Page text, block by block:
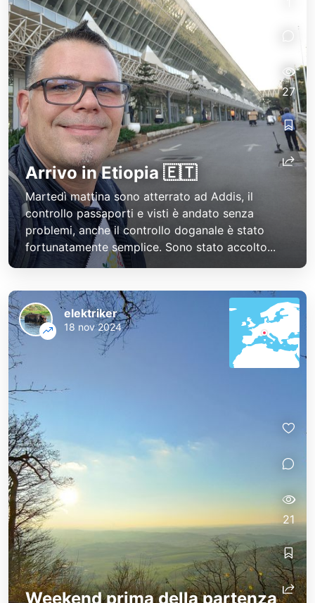
Arrivo in Etiopia 🇪🇹
Martedì mattina sono atterrato ad Addis, il
controllo passaporti e visti è andato senza
problemi, anche il controllo doganale è stato
fortunatamente semplice. Sono stato accolto...
27
Weekend prima della partenza
elektriker
18 nov 2024
21